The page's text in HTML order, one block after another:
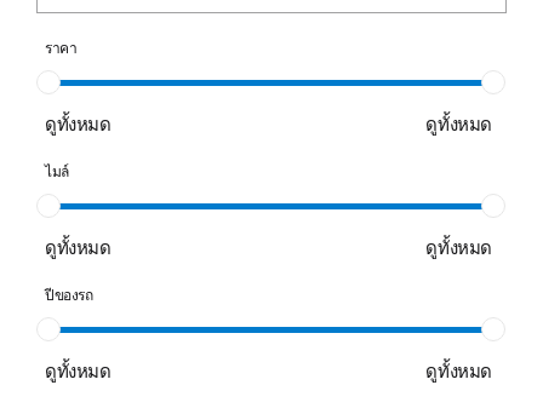
ราคา
ดูทั้งหมด ดูทั้งหมด
ไมล์
ดูทั้งหมด ดูทั้งหมด
ปีของรถ
ดูทั้งหมด ดูทั้งหมด